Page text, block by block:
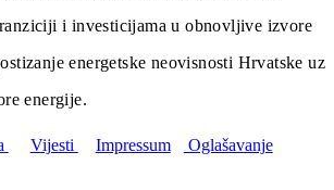
i investicijama u obnovljive izvore
energetske neovisnosti Hrvatske uz
energije.
Vijesti Impressum
Oglašavanje